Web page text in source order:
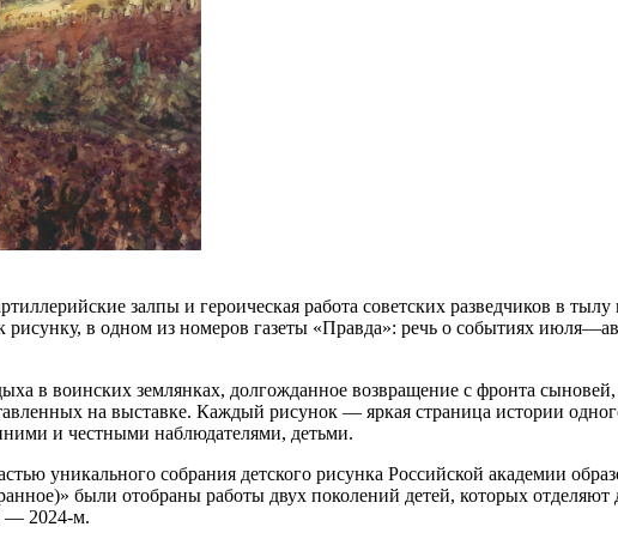
залпы и героическая работа советских разведчиков в
рисунку, в одном из номеров газеты «Правда»: речь о событиях
в воинских землянках, долгожданное возвращение с фронта
на выставке. Каждый рисунок — яркая страница истории
и честными наблюдателями, детьми.
уникального собрания детского рисунка Российской академии
были отобраны работы двух поколений детей, которых отделяют
— 2024-м.